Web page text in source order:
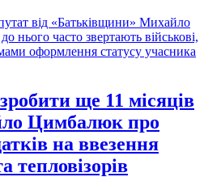
від «Батьківщини» Михайло
нього часто звертають військові,
оформлення статусу учасника
ще 11 місяців
Цимбалюк про
на ввезення
тепловізорів